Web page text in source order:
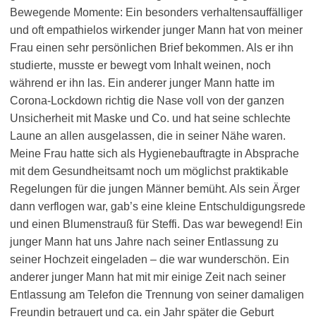
Bewegende Momente: Ein besonders verhaltensauffälliger
und oft empathielos wirkender junger Mann hat von meiner
Frau einen sehr persönlichen Brief bekommen. Als er ihn
studierte, musste er bewegt vom Inhalt weinen, noch
während er ihn las. Ein anderer junger Mann hatte im
Corona-Lockdown richtig die Nase voll von der ganzen
Unsicherheit mit Maske und Co. und hat seine schlechte
Laune an allen ausgelassen, die in seiner Nähe waren.
Meine Frau hatte sich als Hygienebauftragte in Absprache
mit dem Gesundheitsamt noch um möglichst praktikable
Regelungen für die jungen Männer bemüht. Als sein Ärger
dann verflogen war, gab’s eine kleine Entschuldigungsrede
und einen Blumenstrauß für Steffi. Das war bewegend! Ein
junger Mann hat uns Jahre nach seiner Entlassung zu
seiner Hochzeit eingeladen – die war wunderschön. Ein
anderer junger Mann hat mit mir einige Zeit nach seiner
Entlassung am Telefon die Trennung von seiner damaligen
Freundin betrauert und ca. ein Jahr später die Geburt